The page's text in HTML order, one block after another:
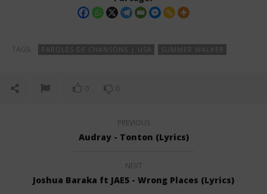
TAGS: PAROLES DE CHANSONS | USA SUMMER WALKER
0 0
PREVIOUS
Audray - Tonton (Lyrics)
NEXT
Joshua Baraka ft JAE5 - Wrong Places (Lyrics)